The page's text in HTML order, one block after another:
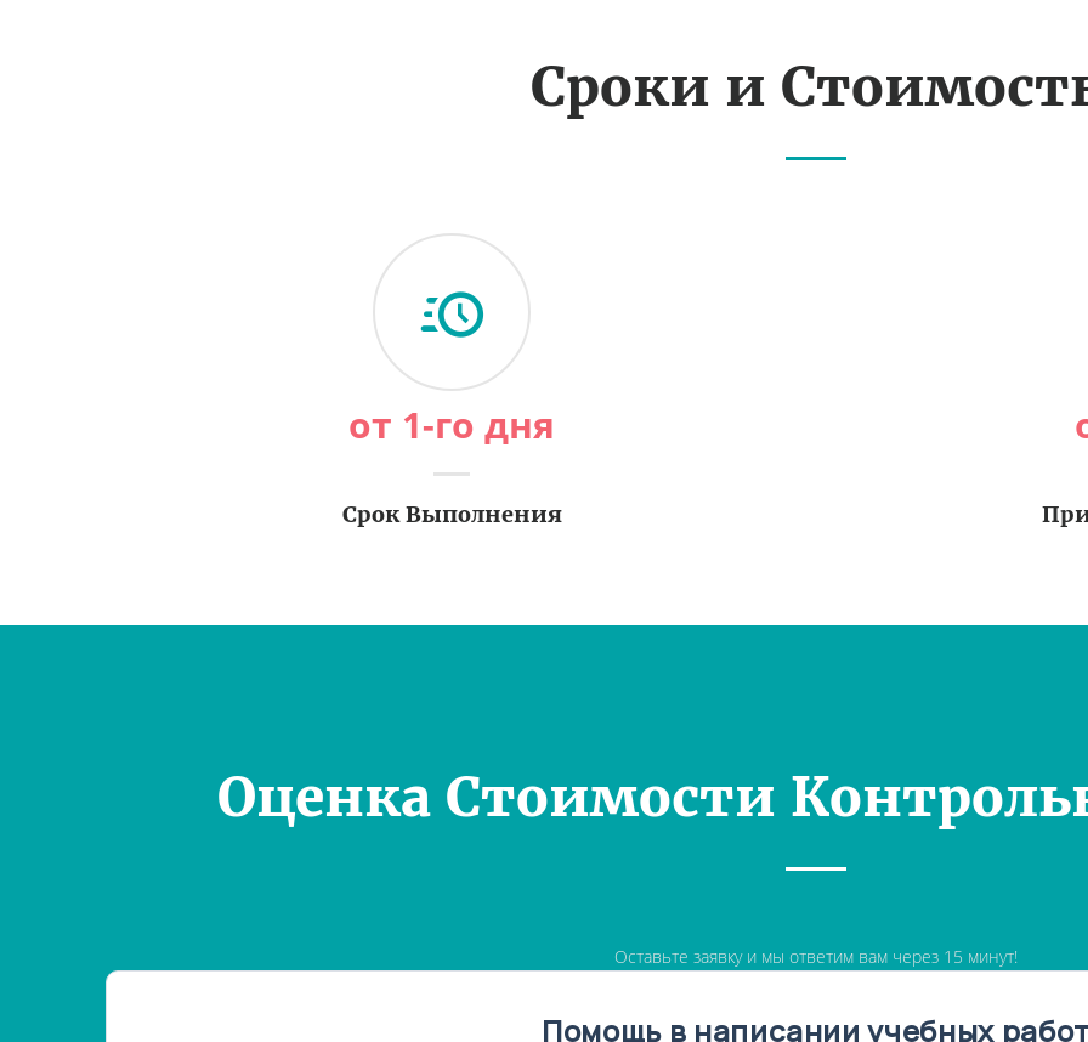
Сроки и
от 1-го дня
Срок Выполнения
Оценка Стоимости
Оставьте заявку и мы ответим вам через 15 минут!
Помощь в написании учебных